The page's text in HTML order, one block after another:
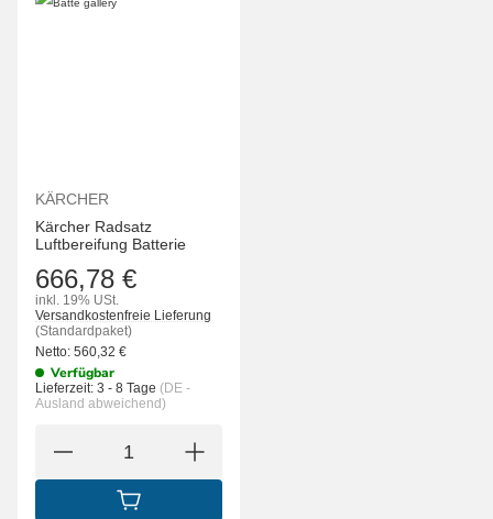
KÄRCHER
Kärcher Radsatz
Luftbereifung Batterie
666,78 €
inkl. 19% USt.
Versandkostenfreie Lieferung
(Standardpaket)
Netto: 560,32 €
Verfügbar
Lieferzeit: 3 - 8 Tage (DE -
Ausland abweichend)
IN DEN WARENKORB